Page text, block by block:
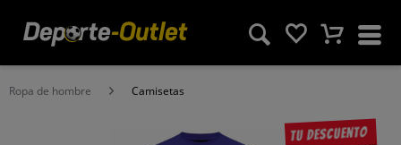
Ropa de hombre Camisetas
Tu descuento